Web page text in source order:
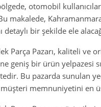
otomobil
makalede,
detaylı bir şekilde ele
Parça Pazarı, kaliteli ve
geniş bir ürün yelpazesi
Bu pazarda sunulan
memnuniyetini en